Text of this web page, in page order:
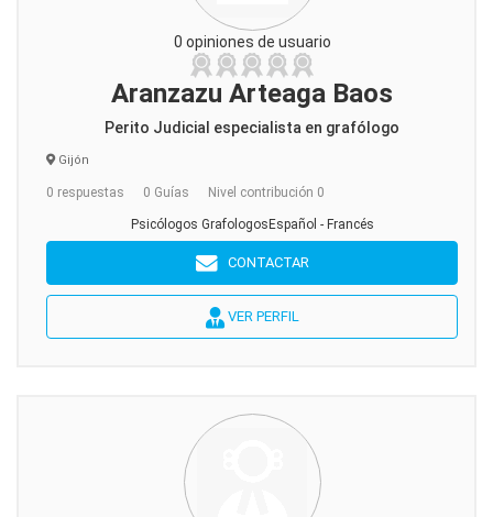
0 opiniones de usuario
Aranzazu Arteaga Baos
Perito Judicial especialista en grafólogo
Gijón
0 respuestas 0 Guías Nivel contribución 0
Psicólogos GrafologosEspañol - Francés
CONTACTAR
VER PERFIL